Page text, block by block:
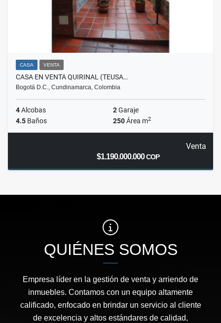
CASA VENTA
CASA EN VENTA QUIRINAL (TEUSA…
Bogotá D.C., Cundinamarca, Colombia
4Alcobas 2Garaje
4.5 Baños 250Área m2
Venta
$1.190.000.000COP
QUIÉNES SOMOS
Empresa líder en la gestión de venta y arriendo de
inmuebles. Contamos con un equipo altamente
calificado, enfocado en brindar un servicio al cliente
de excelencia y altos estándares de calidad,